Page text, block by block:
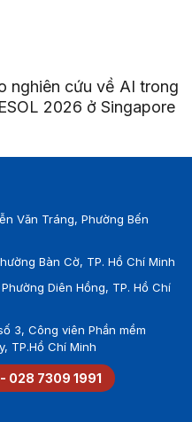
nghiên cứu về AI trong
2026 ở Singapore
Văn Tráng, Phường Bến
Bàn Cờ, TP. Hồ Chí Minh
Diên Hồng, TP. Hồ Chí
3, Công viên Phần mềm
TP.Hồ Chí Minh
- 028 7309 1991